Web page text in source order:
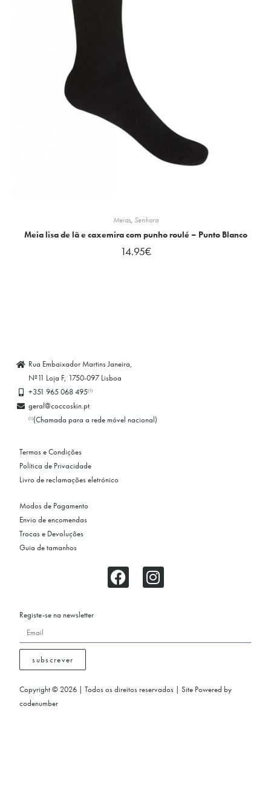
Meias, Senhora
Meia lisa de lã e caxemira com punho roulé – Punto Blanco
14.95€
Rua Embaixador Martins Janeira,
Nº11 Loja F, 1750-097 Lisboa
+351 965 068 495(1)
geral@coccoskin.pt
(1)(Chamada para a rede móvel nacional)
Termos e Condições
Política de Privacidade
Livro de reclamações eletrónico
Modos de Pagamento
Envio de encomendas
Trocas e Devoluções
Guia de tamanhos
Registe-se na newsletter
subscrever
Copyright © 2026 | Todos os direitos reservados | Site Powered by
codenumber